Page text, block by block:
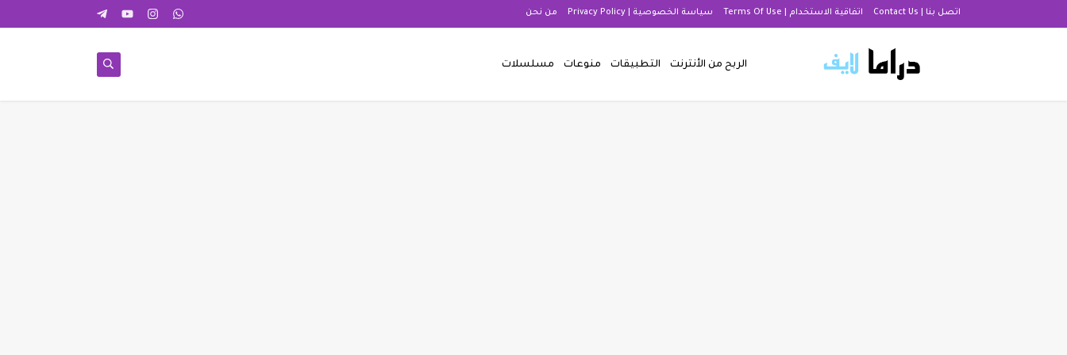
اتصل بنا | Contact Us اتفاقية الاستخدام | Terms Of Use سياسة الخصوصية | Privacy Policy من نحن
الربح من الأنترنت التطبيقات منوعات مسلسلات